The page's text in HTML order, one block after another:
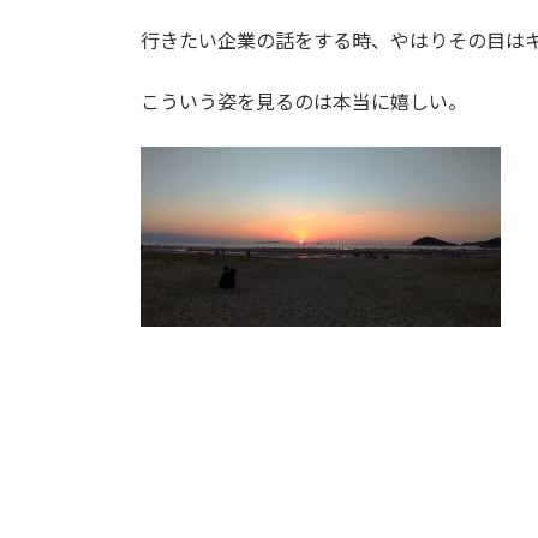
行きたい企業の話をする時、やはりその目は
こういう姿を見るのは本当に嬉しい。